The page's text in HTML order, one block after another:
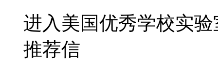
进入美国优秀学校实
推荐信